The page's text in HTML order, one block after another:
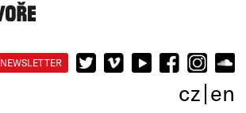
NEWSLETTER
cz en